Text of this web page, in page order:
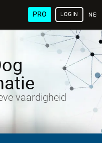
PRO LOGIN
vaardigheid